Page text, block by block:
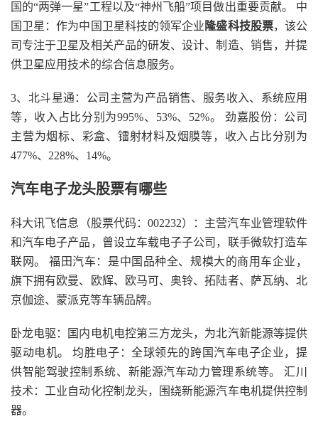
国的“两弹一星”工程以及“神州飞船”项目做出重要贡献。 中
国卫星：作为中国卫星科技的领军企业 隆盛科技股票，该公
司专注于卫星及相关产品的研发、设计、制造、销售，并提
供卫星应用技术的综合信息服务。
3、北斗星通：公司主营为产品销售、服务收入、系统应用
等，收入占比分别为995%、53%、52%。 劲嘉股份：公司
主营为烟标、彩盒、镭射材料及烟膜等，收入占比分别为
477%、228%、14%。
汽车电子龙头股票有哪些
科大讯飞信息（股票代码：002232）：主营汽车业管理软件
和汽车电子产品，曾设立车载电子子公司，联手微软打造车
联网。 福田汽车：是中国品种全、规模大的商用车企业，
旗下拥有欧曼、欧辉、欧马可、奥铃、拓陆者、萨瓦纳、北
京伽途、蒙派克等车辆品牌。
卧龙电驱：国内电机电控第三方龙头，为北汽新能源等提供
驱动电机。 均胜电子：全球领先的跨国汽车电子企业，提
供智能驾驶控制系统、新能源汽车动力管理系统等。 汇川
技术：工业自动化控制龙头，围绕新能源汽车电机提供控制
器。